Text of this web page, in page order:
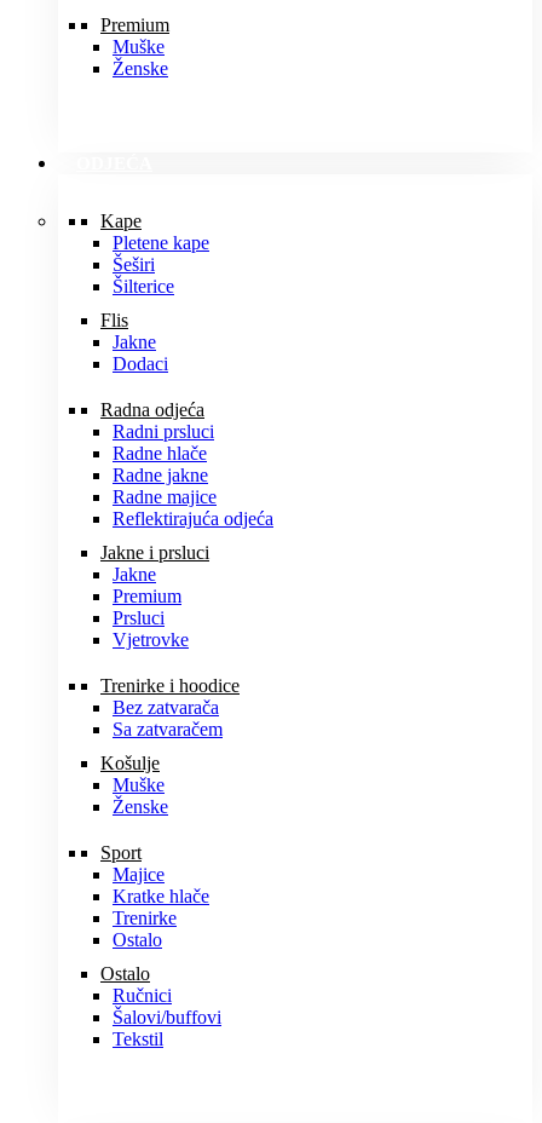
Premium
Muške
Ženske
Kape
Pletene kape
Šeširi
Šilterice
Flis
Jakne
Dodaci
Radna odjeća
Radni prsluci
Radne hlače
Radne jakne
Radne majice
Reflektirajuća odjeća
Jakne i prsluci
Jakne
Premium
Prsluci
Vjetrovke
Trenirke i hoodice
Bez zatvarača
Sa zatvaračem
Košulje
Muške
Ženske
Sport
Majice
Kratke hlače
Trenirke
Ostalo
Ostalo
Ručnici
Šalovi/buffovi
Tekstil